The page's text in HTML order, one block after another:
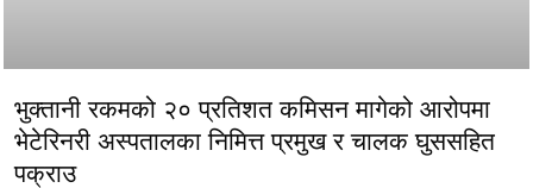
भुक्तानी रकमको २० प्रतिशत कमिसन मागेको आरोपमा
भेटेरिनरी अस्पतालका निमित्त प्रमुख र चालक घुससहित
पक्राउ